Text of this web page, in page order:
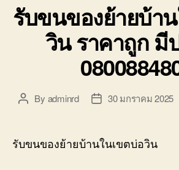
รับขนของย้ายบ้า
วิน ราคาถูก มี
PostBy adminrd
Post30 มกราคม 2025
รับขนของย้ายบ้านในเขตบ่อวิน